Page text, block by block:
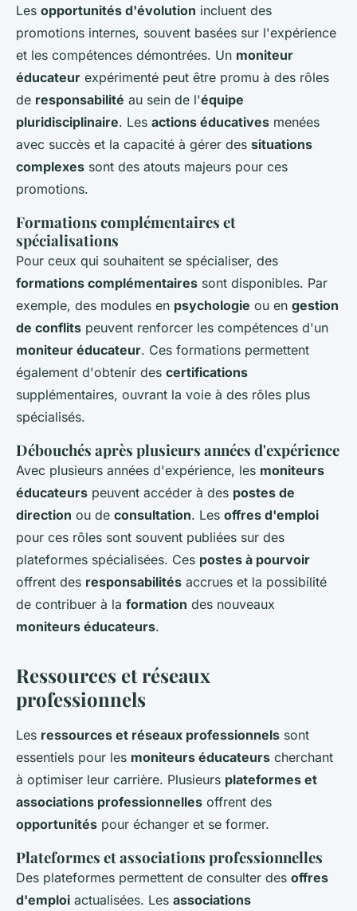
Les opportunités d'évolution incluent des
promotions internes, souvent basées sur l'expérience
et les compétences démontrées. Un moniteur
éducateur expérimenté peut être promu à des rôles
de responsabilité au sein de l'équipe
pluridisciplinaire. Les actions éducatives menées
avec succès et la capacité à gérer des situations
complexes sont des atouts majeurs pour ces
promotions.
Formations complémentaires et
spécialisations
Pour ceux qui souhaitent se spécialiser, des
formations complémentaires sont disponibles. Par
exemple, des modules en psychologie ou en gestion
de conflits peuvent renforcer les compétences d'un
moniteur éducateur. Ces formations permettent
également d'obtenir des certifications
supplémentaires, ouvrant la voie à des rôles plus
spécialisés.
Débouchés après plusieurs années d'expérience
Avec plusieurs années d'expérience, les moniteurs
éducateurs peuvent accéder à des postes de
direction ou de consultation. Les offres d'emploi
pour ces rôles sont souvent publiées sur des
plateformes spécialisées. Ces postes à pourvoir
offrent des responsabilités accrues et la possibilité
de contribuer à la formation des nouveaux
moniteurs éducateurs.
Ressources et réseaux
professionnels
Les ressources et réseaux professionnels sont
essentiels pour les moniteurs éducateurs cherchant
à optimiser leur carrière. Plusieurs plateformes et
associations professionnelles offrent des
opportunités pour échanger et se former.
Plateformes et associations professionnelles
Des plateformes permettent de consulter des offres
d'emploi actualisées. Les associations